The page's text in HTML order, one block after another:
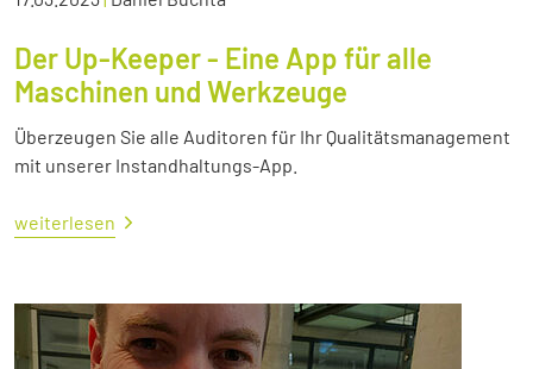
Der Up-Keeper - Eine App für alle
Maschinen und Werkzeuge
Überzeugen Sie alle Auditoren für Ihr Qualitätsmanagement
mit unserer Instandhaltungs-App.
weiterlesen